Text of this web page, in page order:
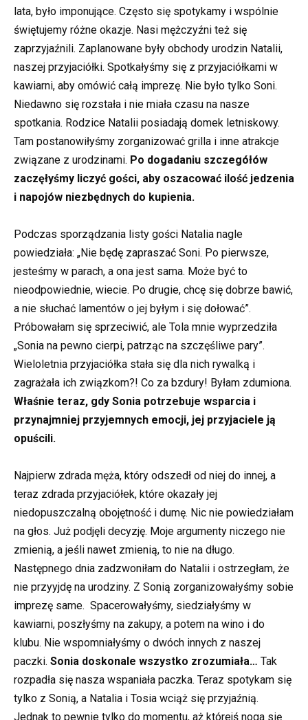
lata, było imponujące. Często się spotykamy i wspólnie
świętujemy różne okazje. Nasi mężczyźni też się
zaprzyjaźnili. Zaplanowane były obchody urodzin Natalii,
naszej przyjaciółki. Spotkałyśmy się z przyjaciółkami w
kawiarni, aby omówić całą imprezę. Nie było tylko Soni.
Niedawno się rozstała i nie miała czasu na nasze
spotkania. Rodzice Natalii posiadają domek letniskowy.
Tam postanowiłyśmy zorganizować grilla i inne atrakcje
związane z urodzinami. Po dogadaniu szczegółów
zaczęłyśmy liczyć gości, aby oszacować ilość jedzenia
i napojów niezbędnych do kupienia.
Podczas sporządzania listy gości Natalia nagle
powiedziała: „Nie będę zapraszać Soni. Po pierwsze,
jesteśmy w parach, a ona jest sama. Może być to
nieodpowiednie, wiecie. Po drugie, chcę się dobrze bawić,
a nie słuchać lamentów o jej byłym i się dołować”.
Próbowałam się sprzeciwić, ale Tola mnie wyprzedziła
„Sonia na pewno cierpi, patrząc na szczęśliwe pary”.
Wieloletnia przyjaciółka stała się dla nich rywalką i
zagrażała ich związkom?! Co za bzdury! Byłam zdumiona.
Właśnie teraz, gdy Sonia potrzebuje wsparcia i
przynajmniej przyjemnych emocji, jej przyjaciele ją
opuścili.
Najpierw zdrada męża, który odszedł od niej do innej, a
teraz zdrada przyjaciółek, które okazały jej
niedopuszczalną obojętność i dumę. Nic nie powiedziałam
na głos. Już podjęli decyzję. Moje argumenty niczego nie
zmienią, a jeśli nawet zmienią, to nie na długo.
Następnego dnia zadzwoniłam do Natalii i ostrzegłam, że
nie przyyjdę na urodziny. Z Sonią zorganizowałyśmy sobie
imprezę same. Spacerowałyśmy, siedziałyśmy w
kawiarni, poszłyśmy na zakupy, a potem na wino i do
klubu. Nie wspomniałyśmy o dwóch innych z naszej
paczki. Sonia doskonale wszystko zrozumiała… Tak
rozpadła się nasza wspaniała paczka. Teraz spotykam się
tylko z Sonią, a Natalia i Tosia wciąż się przyjaźnią.
Jednak to pewnie tylko do momentu, aż którejś noga się